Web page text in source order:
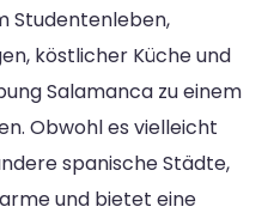
Studentenleben,
köstlicher Küche und
Salamanca zu einem
Obwohl es vielleicht
spanische Städte,
und bietet eine